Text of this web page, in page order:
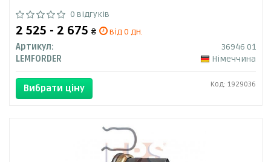
0 відгуків
2 525 - 2 675 ₴
від 0 дн.
Артикул:
36946 01
LEMFORDER
Німеччина
Вибрати ціну Код: 1929036